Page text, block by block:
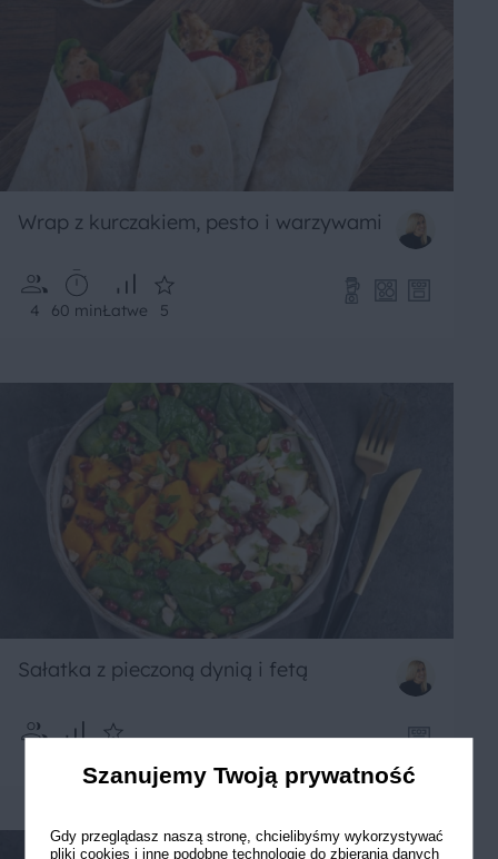
Wrap z kurczakiem, pesto i warzywami
4 60 minŁatwe 5
Sałatka z pieczoną dynią i fetą
Szanujemy Twoją prywatność
Gdy przeglądasz naszą stronę, chcielibyśmy wykorzystywać
pliki cookies i inne podobne technologie do zbierania danych